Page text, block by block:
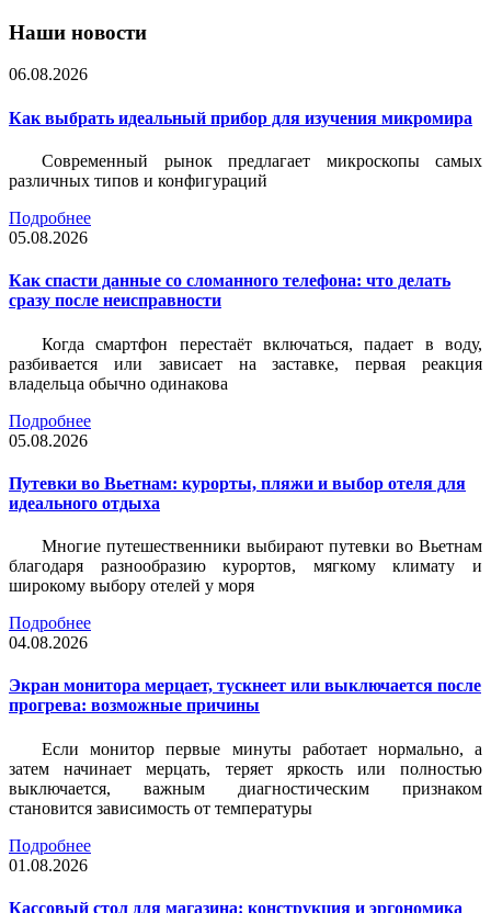
Наши новости
06.08.2026
Как выбрать идеальный прибор для изучения микромира
Современный рынок предлагает микроскопы самых
различных типов и конфигураций
Подробнее
05.08.2026
Как спасти данные со сломанного телефона: что делать
сразу после неисправности
Когда смартфон перестаёт включаться, падает в воду,
разбивается или зависает на заставке, первая реакция
владельца обычно одинакова
Подробнее
05.08.2026
Путевки во Вьетнам: курорты, пляжи и выбор отеля для
идеального отдыха
Многие путешественники выбирают путевки во Вьетнам
благодаря разнообразию курортов, мягкому климату и
широкому выбору отелей у моря
Подробнее
04.08.2026
Экран монитора мерцает, тускнеет или выключается после
прогрева: возможные причины
Если монитор первые минуты работает нормально, а
затем начинает мерцать, теряет яркость или полностью
выключается, важным диагностическим признаком
становится зависимость от температуры
Подробнее
01.08.2026
Кассовый стол для магазина: конструкция и эргономика